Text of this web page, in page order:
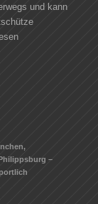
und kann
–